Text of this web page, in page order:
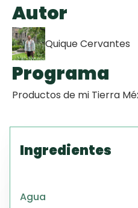
Autor
Quique Cervantes
Programa
Productos de mi Tierra
Ingredientes
Agua